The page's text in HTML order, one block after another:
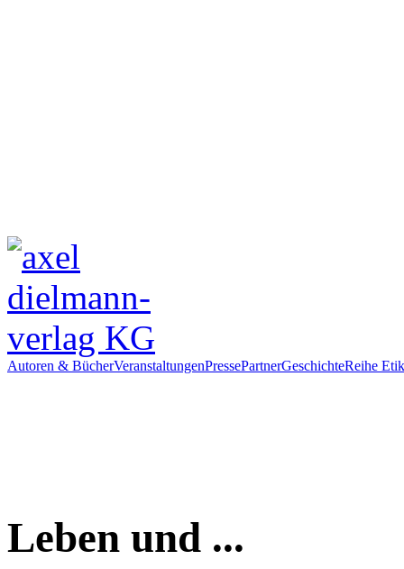
Autoren & BücherVeranstaltungenPressePartnerGeschichteReihe
Leben und ...